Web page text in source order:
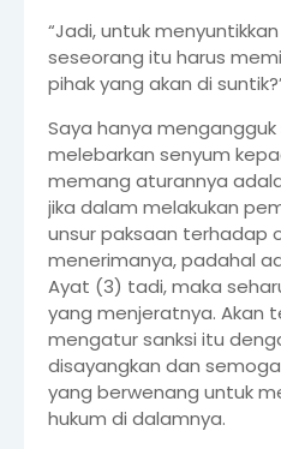
“Jadi, untuk
seseorang itu harus
pihak yang akan di
Saya hanya
melebarkan senyum
memang aturannya
jika dalam melakukan
unsur paksaan terhadap
menerimanya, padahal
Ayat (3) tadi, maka
yang menjeratnya. Akan
mengatur sanksi itu
disayangkan dan
yang berwenang untuk
hukum di dalamnya.